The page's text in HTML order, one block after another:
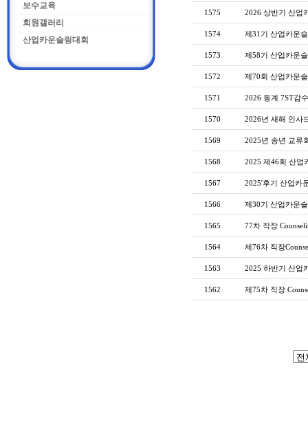
보수교육
회원갤러리
산업카운슬링대회
1575 2026 상반기 산업
1574 제31기 산업카운
1573 제58기 산업카운
1572 제70회 산업카운
1571 2026 동계 7ST감
1570 2026년 새해 인사
1569 2025년 송년 교류
1568 2025 제46회 산업
1567 2025'후기 산업카
1566 제30기 산업카운
1565 77차 직장
1564 제76차 직장
1563 2025 하반기 산업
1562 제75차 직장